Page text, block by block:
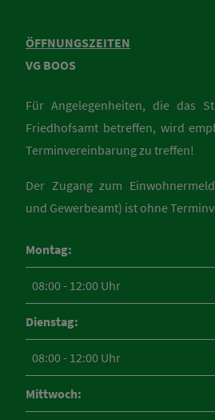
ÖFFNUNGSZEITEN
VG BOOS
Für Angelegenheiten, die das
Friedhofsamt betreffen, wird
Terminvereinbarung zu treffen!
Der Zugang zum
und Gewerbeamt) ist ohne
Montag:
08:00 - 12:00 Uhr
Dienstag:
08:00 - 12:00 Uhr
Mittwoch: